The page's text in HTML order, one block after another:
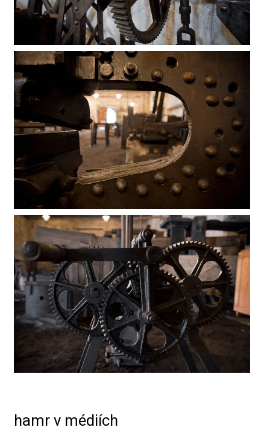
hamr v médiích